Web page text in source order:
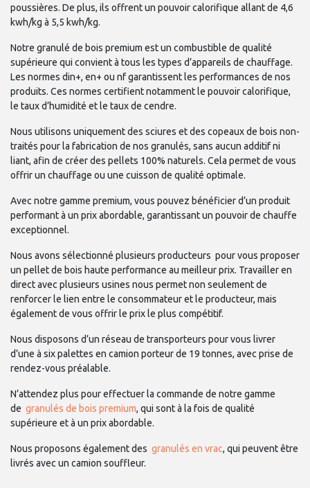
poussières. De plus, ils offrent un pouvoir calorifique allant de 4,6
kwh/kg à 5,5 kwh/kg.
Notre granulé de bois premium est un combustible de qualité
supérieure qui convient à tous les types d’appareils de chauffage.
Les normes din+, en+ ou nf garantissent les performances de nos
produits. Ces normes certifient notamment le pouvoir calorifique,
le taux d’humidité et le taux de cendre.
Nous utilisons uniquement des sciures et des copeaux de bois non-
traités pour la fabrication de nos granulés, sans aucun additif ni
liant, afin de créer des pellets 100% naturels. Cela permet de vous
offrir un chauffage ou une cuisson de qualité optimale.
Avec notre gamme premium, vous pouvez bénéficier d’un produit
performant à un prix abordable, garantissant un pouvoir de chauffe
exceptionnel.
Nous avons sélectionné plusieurs producteurs pour vous proposer
un pellet de bois haute performance au meilleur prix. Travailler en
direct avec plusieurs usines nous permet non seulement de
renforcer le lien entre le consommateur et le producteur, mais
également de vous offrir le prix le plus compétitif.
Nous disposons d’un réseau de transporteurs pour vous livrer
d’une à six palettes en camion porteur de 19 tonnes, avec prise de
rendez-vous préalable.
N’attendez plus pour effectuer la commande de notre gamme
de granulés de bois premium, qui sont à la fois de qualité
supérieure et à un prix abordable.
Nous proposons également des granulés en vrac, qui peuvent être
livrés avec un camion souffleur.